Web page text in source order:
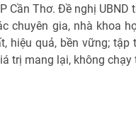
Cần Thơ. Đề nghị UBND
chuyên gia, nhà khoa
hiệu quả, bền vững;
trị mang lại, không